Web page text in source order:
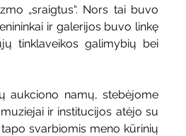
„sraigtus“. Nors tai buvo
ir galerijos buvo linkę
tinklaveikos galimybių bei
aukciono namų, stebėjome
ir institucijos atėjo su
svarbiomis meno kūrinių